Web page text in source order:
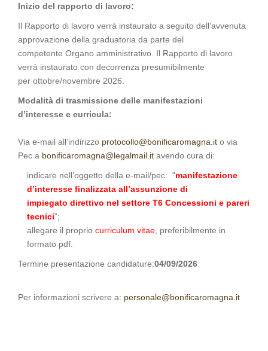
Inizio del rapporto di lavoro:
Il Rapporto di lavoro verrà instaurato a seguito dell’avvenuta
approvazione della graduatoria da parte del
competente Organo amministrativo. Il Rapporto di lavoro
verrà instaurato con decorrenza presumibilmente
per ottobre/novembre 2026.
Modalità di trasmissione delle manifestazioni
d’interesse e curricula:
Via e-mail all’indirizzo protocollo@bonificaromagna.it o via
Pec a bonificaromagna@legalmail.it avendo cura di:
indicare nell’oggetto della e-mail/pec: "manifestazione
d’interesse finalizzata all’assunzione di
impiegato direttivo nel settore T6 Concessioni e pareri
tecnici”;
allegare il proprio curriculum vitae , preferibilmente in
formato pdf.
Termine presentazione candidature:04/09/2026
Per informazioni scrivere a: personale@bonificaromagna.it